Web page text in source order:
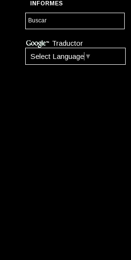
INFORMES
Traductor
Select Language ▼